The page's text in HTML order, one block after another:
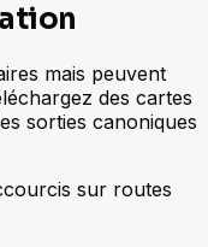
mais peuvent
des cartes
sorties canoniques
sur routes